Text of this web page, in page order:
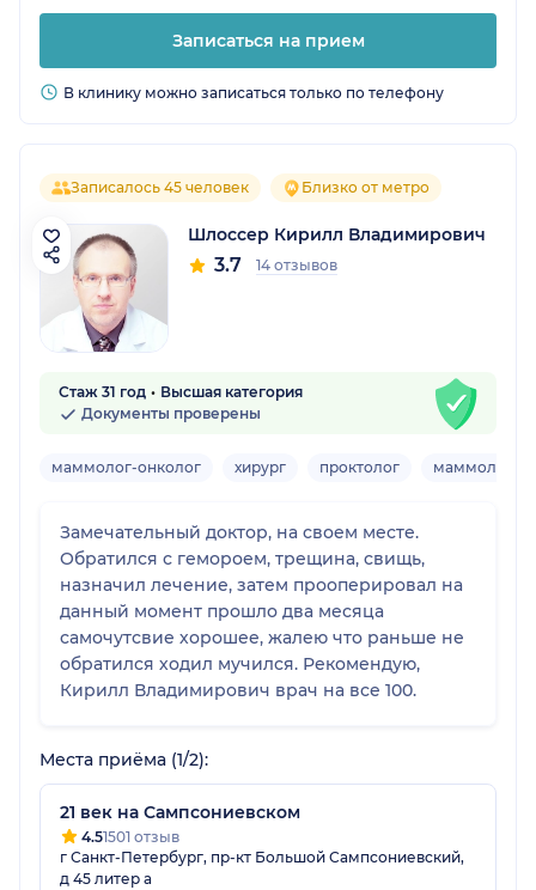
Записаться на прием
В клинику можно записаться только по телефону
Записалось 45 человек Близко от метро
Шлоссер Кирилл Владимирович
3.7 14 отзывов
Стаж 31 год
Высшая категория
Документы проверены
маммолог-онколог хирург проктолог маммолог-
Замечательный доктор, на своем месте.
Обратился с гемороем, трещина, свищь,
назначил лечение, затем прооперировал на
данный момент прошло два месяца
самочутсвие хорошее, жалею что раньше не
обратился ходил мучился. Рекомендую,
Кирилл Владимирович врач на все 100.
Места приёма (1/2):
21 век на Сампсониевском
4.51501 отзыв
г Санкт-Петербург, пр-кт Большой Сампсониевский,
д 45 литер а